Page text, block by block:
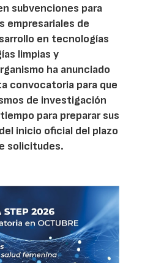
subvenciones para
empresariales de
en tecnologías
limpias y
ha anunciado
convocatoria para que
de investigación
para preparar sus
inicio oficial del plazo
solicitudes.